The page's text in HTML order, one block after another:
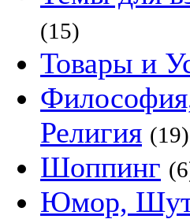
(15)
Товары и
Религия (19)
Шоппинг
Юмор,